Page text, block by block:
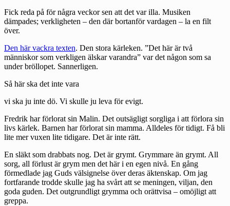
Fick reda på för några veckor sen att det var illa. Musiken
dämpades; verkligheten – den där bortanför vardagen – la en filt
över.
Den här vackra texten. Den stora kärleken. ”Det här är två
människor som verkligen älskar varandra” var det någon som sa
under bröllopet. Sannerligen.
Så här ska det inte vara
vi ska ju inte dö. Vi skulle ju leva för evigt.
Fredrik har förlorat sin Malin. Det outsägligt sorgliga i att förlora sin
livs kärlek. Barnen har förlorat sin mamma. Alldeles för tidigt. Få bli
lite mer vuxen lite tidigare. Det är inte rätt.
En släkt som drabbats nog. Det är grymt. Grymmare än grymt. All
sorg, all förlust är grym men det här i en egen nivå. En gång
förmedlade jag Guds välsignelse över deras äktenskap. Om jag
fortfarande trodde skulle jag ha svårt att se meningen, viljan, den
goda guden. Det outgrundligt grymma och orättvisa – omöjligt att
greppa.